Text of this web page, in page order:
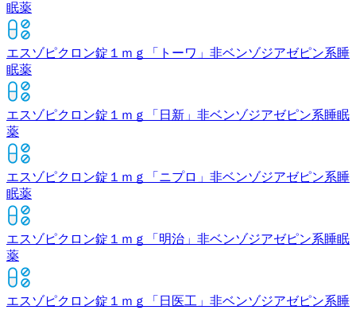
眠薬
エスゾピクロン錠１ｍｇ「トーワ」 非ベンゾジアゼピン系睡
眠薬
エスゾピクロン錠１ｍｇ「日新」 非ベンゾジアゼピン系睡眠
薬
エスゾピクロン錠１ｍｇ「ニプロ」 非ベンゾジアゼピン系睡
眠薬
エスゾピクロン錠１ｍｇ「明治」 非ベンゾジアゼピン系睡眠
薬
エスゾピクロン錠１ｍｇ「日医工」 非ベンゾジアゼピン系睡